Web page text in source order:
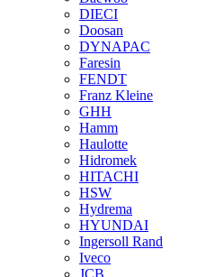
DIECI
Doosan
DYNAPAC
Faresin
FENDT
Franz Kleine
GHH
Hamm
Haulotte
Hidromek
HITACHI
HSW
Hydrema
HYUNDAI
Ingersoll Rand
Iveco
JCB